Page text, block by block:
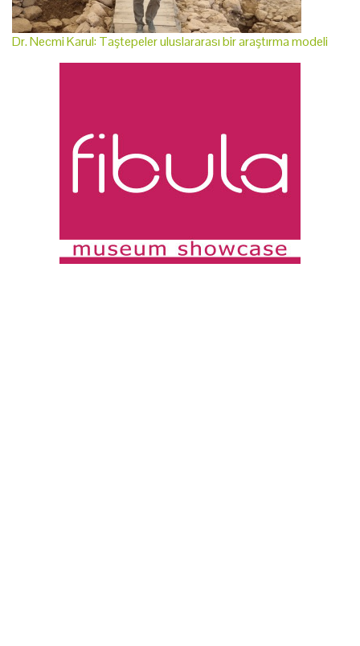
Dr. Necmi Karul: Taştepeler uluslararası bir araştırma modeli